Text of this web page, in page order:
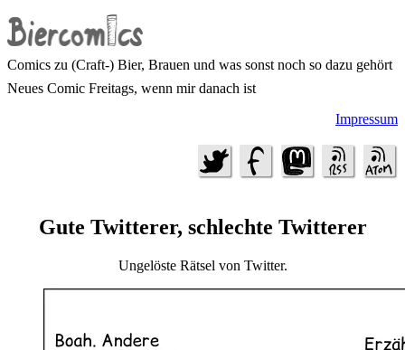
Comics zu (Craft-) Bier, Brauen und was sonst noch so dazu gehört
Neues Comic Freitags, wenn mir danach ist
Impressum
Gute Twitterer, schlechte Twitterer
Ungelöste Rätsel von Twitter.